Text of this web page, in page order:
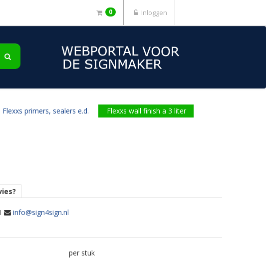
0 Inloggen
Flexxs primers, sealers e.d. Flexxs wall finish a 3 liter
info@sign4sign.nl
per stuk